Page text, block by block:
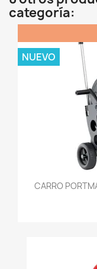
categoría:
CARRO
NUEVO